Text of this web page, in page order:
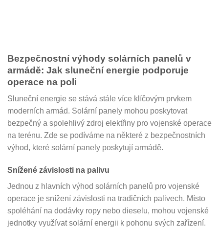
Bezpečnostní výhody solárních panelů v
armádě: Jak sluneční energie podporuje
operace na poli
Sluneční energie se stává stále více klíčovým prvkem
moderních armád. Solární panely mohou poskytovat
bezpečný a spolehlivý zdroj elektřiny pro vojenské operace
na terénu. Zde se podíváme na některé z bezpečnostních
výhod, které solární panely poskytují armádě.
Snížené závislosti na palivu
Jednou z hlavních výhod solárních panelů pro vojenské
operace je snížení závislosti na tradičních palivech. Místo
spoléhání na dodávky ropy nebo dieselu, mohou vojenské
jednotky využívat solární energii k pohonu svých zařízení.